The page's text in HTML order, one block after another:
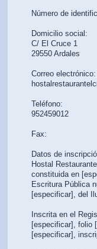
Número de
Domicilio social:
C/ El Cruce 1
29550 Ardales
Correo electrónico:
Teléfono:
952459012
Fax:
Datos de
Hostal
constituida en
Escritura Pública
[especificar], del
Inscrita en el
[especificar], folio
[especificar],